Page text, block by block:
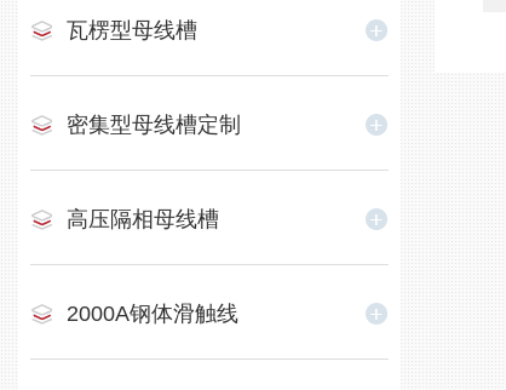
瓦楞型母线槽
密集型母线槽定制
高压隔相母线槽
2000A钢体滑触线